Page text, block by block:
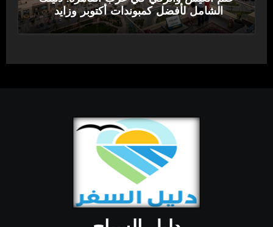
الشامل لأفضل كمبوندات أكتوبر وزايد